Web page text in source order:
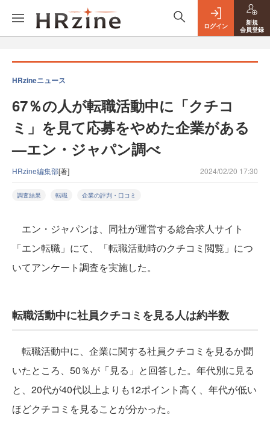
ログイン
新規
会員登録
HRzineニュース
67％の人が転職活動中に「クチコ
ミ」を見て応募をやめた企業がある
—エン・ジャパン調べ
HRzine編集部[著] 2024/02/20 17:30
調査結果 転職 企業の評判・口コミ
エン・ジャパンは、同社が運営する総合求人サイト
「エン転職」にて、「転職活動時のクチコミ閲覧」につ
いてアンケート調査を実施した。
転職活動中に社員クチコミを見る人は約半数
転職活動中に、企業に関する社員クチコミを見るか聞
いたところ、50％が「見る」と回答した。年代別に見る
と、20代が40代以上よりも12ポイント高く、年代が低い
ほどクチコミを見ることが分かった。